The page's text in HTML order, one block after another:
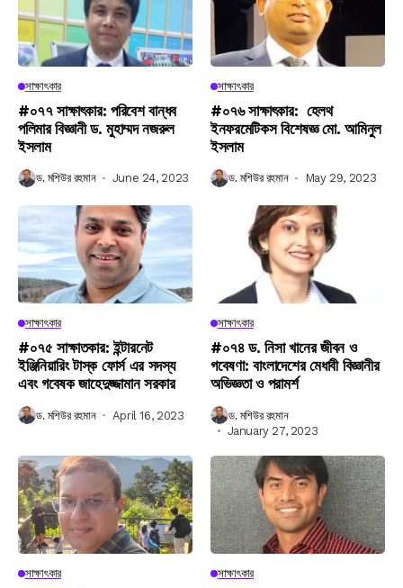
সাক্ষাৎকার
#০৭৭ সাক্ষাৎকার: পরিবেশ বান্ধব
পলিমার বিজ্ঞানী ড. মুহাম্মদ নজরুল
ইসলাম
ড. মশিউর রহমান June 24, 2023
সাক্ষাৎকার
#০৭৬ সাক্ষাৎকার: হেলথ
ইনফরমেটিকস বিশেষজ্ঞ মো. আমিনুল
ইসলাম
ড. মশিউর রহমান May 29, 2023
সাক্ষাৎকার
#০৭৫ সাক্ষাতকার: ইন্টারনেট
ইঞ্জিনিয়ারিং টাস্ক ফোর্স এর সদস্য
এবং গবেষক জাহেদুজ্জামান সরকার
ড. মশিউর রহমান April 16, 2023
সাক্ষাৎকার
#০৭৪ ড. নিসা খানের জীবন ও
গবেষণা: বাংলাদেশের মেধাবী বিজ্ঞানীর
অভিজ্ঞতা ও পরামর্শ
ড. মশিউর রহমান
January 27, 2023
সাক্ষাৎকার সাক্ষাৎকার